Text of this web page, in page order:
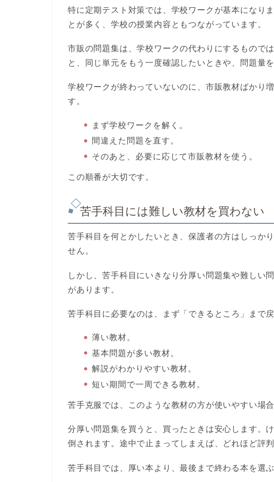
特に定期テスト対策では、学校ワークが基本になり
とが多く、学校の授業内容ともつながっています。
市販の問題集は、学校ワークの代わりにするもので
と、同じ単元をもう一度確認したいときや、問題量
学校ワークが終わっていないのに、市販教材ばかり
す。
まず学校ワークを解く。
間違えた問題を直す。
そのあと、必要に応じて市販教材を使う。
この順番が大切です。
苦手科目には難しい教材を買わない
苦手科目を何とかしたいとき、保護者の方はしっか
せん。
しかし、苦手科目にいきなり分厚い問題集や難しい
があります。
苦手科目に必要なのは、まず「できるところ」まで戻
薄い教材。
基本問題が多い教材。
解説がわかりやすい教材。
短い期間で一周できる教材。
苦手克服では、このような教材の方が使いやすい場
分厚い問題集を買うと、買ったときは安心します。
倒されます。途中で止まってしまえば、どれほど評
苦手科目では、厚い本より、最後まで終わる本を選